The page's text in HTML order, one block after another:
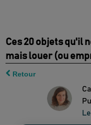
Ces 20 objets qu'il
mais louer (ou
Retour